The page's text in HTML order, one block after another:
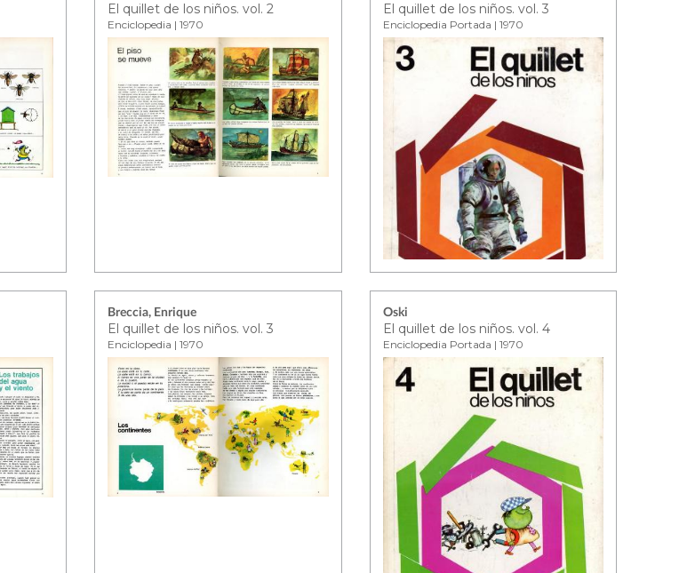
El quillet de los niños. vol. 2
Enciclopedia | 1970
El quillet de los niños. vol. 3
Enciclopedia Portada | 1970
Breccia, Enrique
El quillet de los niños. vol. 3
Enciclopedia | 1970
Oski
El quillet de los niños. vol. 4
Enciclopedia Portada | 1970